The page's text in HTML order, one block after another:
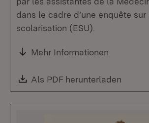
dans le cadre d’une enquête sur
scolarisation (ESU).
Mehr Informationen
Download:
Als PDF herunterladen